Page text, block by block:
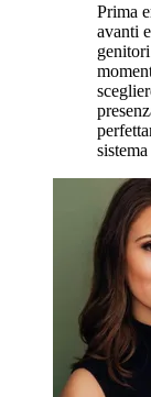
Prima
avanti